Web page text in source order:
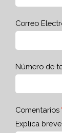
Correo
Número de
Comentarios
Explica